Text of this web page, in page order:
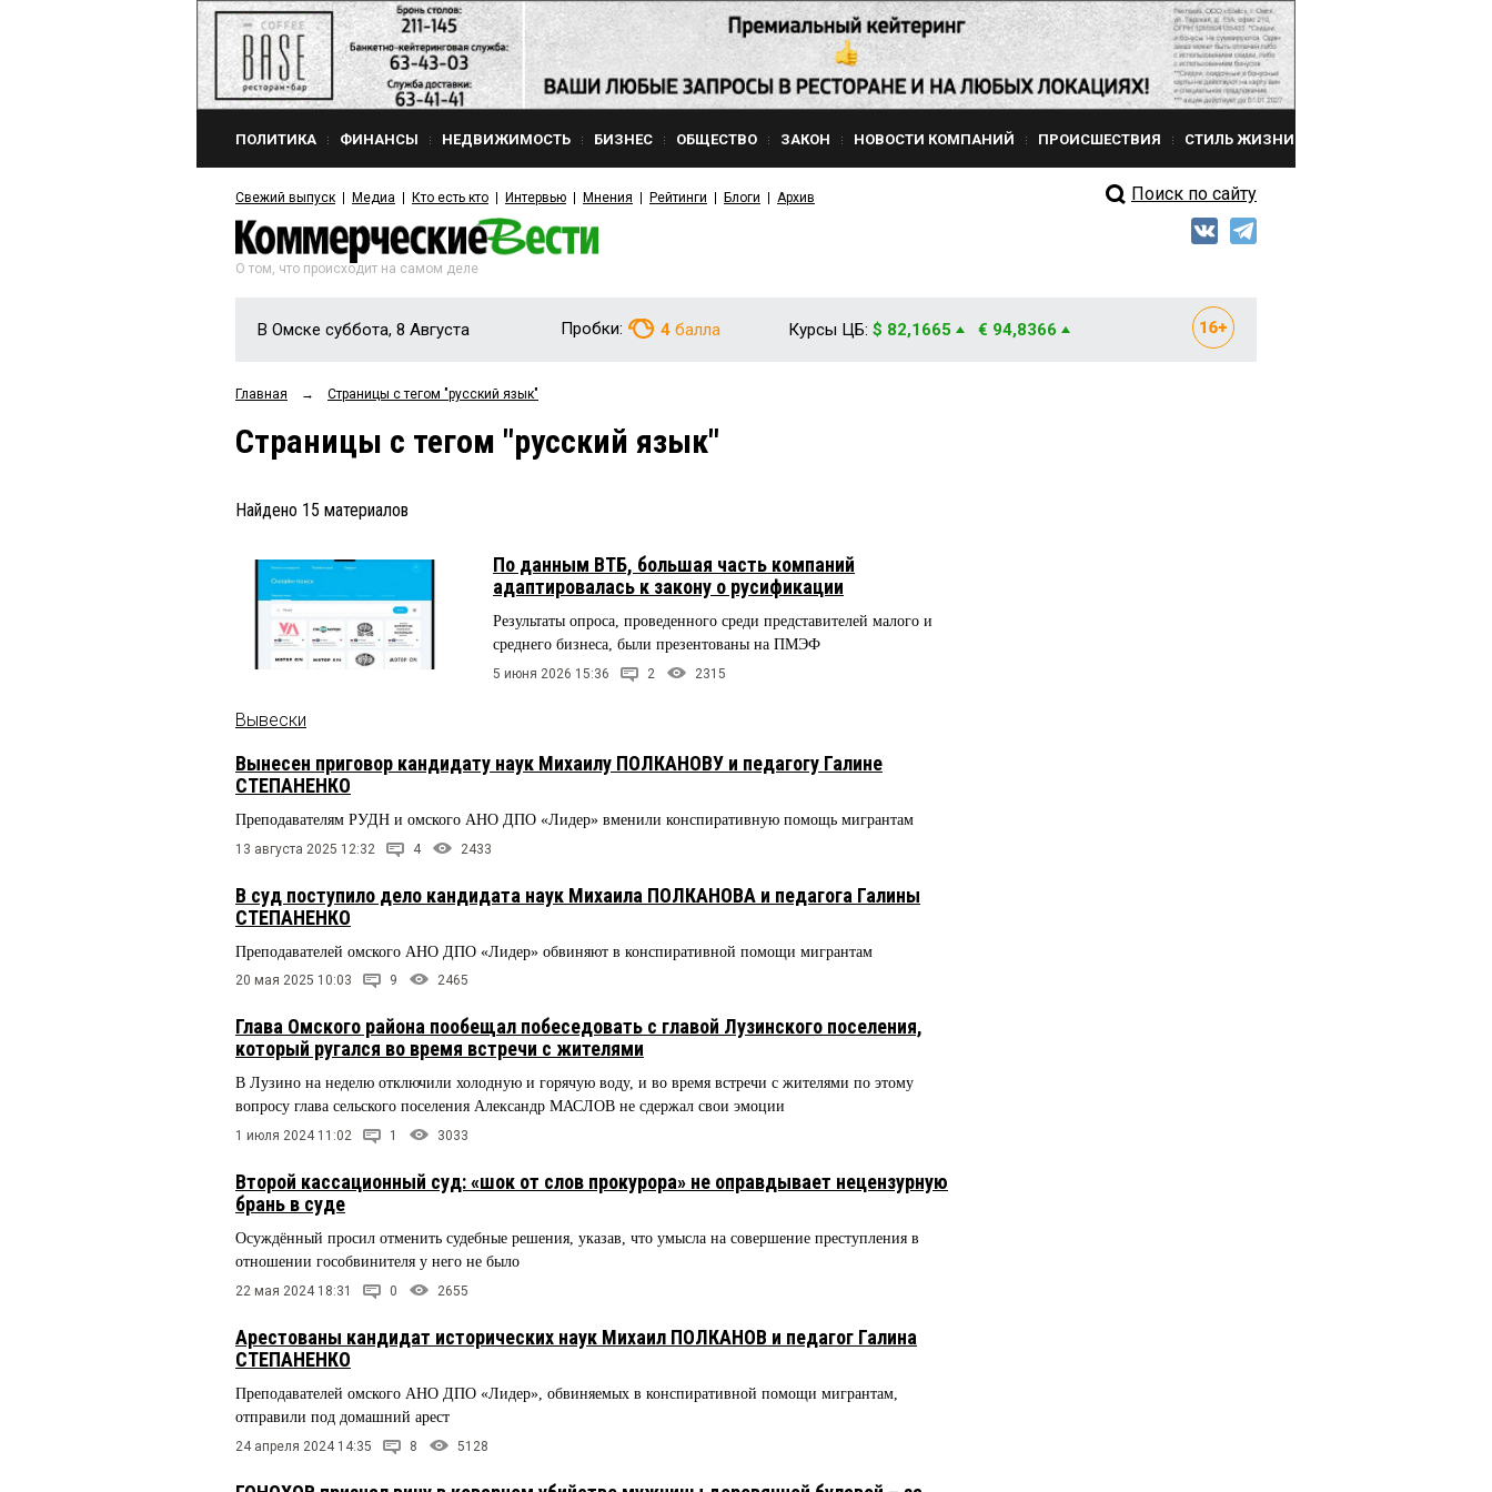
ПОЛИТИКА ФИНАНСЫ НЕДВИЖИМОСТЬ БИЗНЕС ОБЩЕСТВО ЗАКОН НОВОСТИ КОМПАНИЙ ПРОИСШЕСТВИЯ СТИЛЬ ЖИЗНИ
Свежий выпуск Медиа Кто есть кто Интервью Мнения Рейтинги Блоги Архив Поиск по сайту
О том, что происходит на самом деле
В Омске суббота, 8 Августа Пробки: 4 балла Курсы ЦБ: $ 82,1665 € 94,8366
Главная → Страницы c тегом "русский язык"
Страницы c тегом "русский язык"
Найдено 15 материалов
По данным ВТБ, большая часть компаний
адаптировалась к закону о русификации
Результаты опроса, проведенного среди представителей малого и
среднего бизнеса, были презентованы на ПМЭФ
5 июня 2026 15:36 2 2315
Вывески
Вынесен приговор кандидату наук Михаилу ПОЛКАНОВУ и педагогу Галине
СТЕПАНЕНКО
Преподавателям РУДН и омского АНО ДПО «Лидер» вменили конспиративную помощь мигрантам
13 августа 2025 12:32 4 2433
В суд поступило дело кандидата наук Михаила ПОЛКАНОВА и педагога Галины
СТЕПАНЕНКО
Преподавателей омского АНО ДПО «Лидер» обвиняют в конспиративной помощи мигрантам
20 мая 2025 10:03 9 2465
Глава Омского района пообещал побеседовать с главой Лузинского поселения,
который ругался во время встречи с жителями
В Лузино на неделю отключили холодную и горячую воду, и во время встречи с жителями по этому
вопросу глава сельского поселения Александр МАСЛОВ не сдержал свои эмоции
1 июля 2024 11:02 1 3033
Второй кассационный суд: «шок от слов прокурора» не оправдывает нецензурную
брань в суде
Осуждённый просил отменить судебные решения, указав, что умысла на совершение преступления в
отношении гособвинителя у него не было
22 мая 2024 18:31 0 2655
Арестованы кандидат исторических наук Михаил ПОЛКАНОВ и педагог Галина
СТЕПАНЕНКО
Преподавателей омского АНО ДПО «Лидер», обвиняемых в конспиративной помощи мигрантам,
отправили под домашний арест
24 апреля 2024 14:35 8 5128